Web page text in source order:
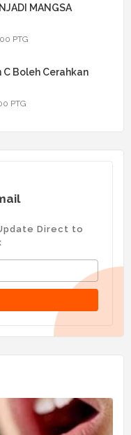
MANGSA
PTG
Boleh Cerahkan
PTG
Direct to